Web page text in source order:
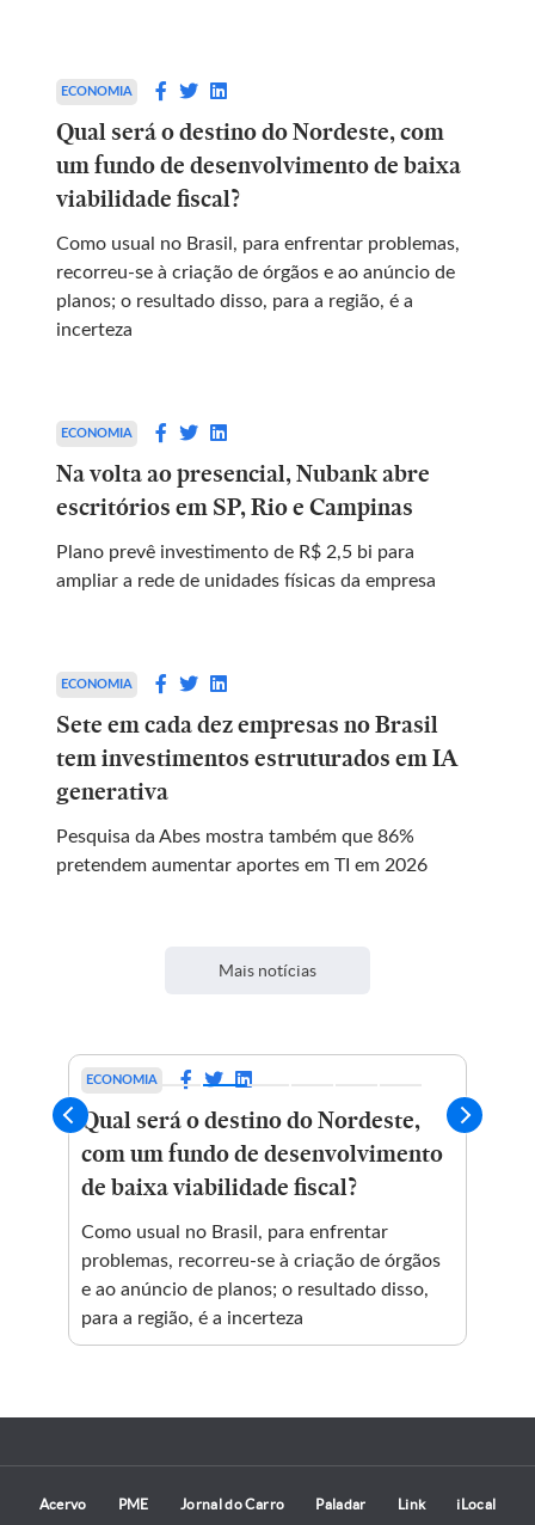
ECONOMIA
Qual será o destino do Nordeste, com
um fundo de desenvolvimento de baixa
viabilidade fiscal?
Como usual no Brasil, para enfrentar problemas,
recorreu-se à criação de órgãos e ao anúncio de
planos; o resultado disso, para a região, é a
incerteza
ECONOMIA
Na volta ao presencial, Nubank abre
escritórios em SP, Rio e Campinas
Plano prevê investimento de R$ 2,5 bi para
ampliar a rede de unidades físicas da empresa
ECONOMIA
Sete em cada dez empresas no Brasil
tem investimentos estruturados em IA
generativa
Pesquisa da Abes mostra também que 86%
pretendem aumentar aportes em TI em 2026
Mais notícias
ECONOMIA
Qual será o destino do Nordeste,
com um fundo de desenvolvimento
de baixa viabilidade fiscal?
Como usual no Brasil, para enfrentar
problemas, recorreu-se à criação de órgãos
e ao anúncio de planos; o resultado disso,
para a região, é a incerteza
Acervo PME Jornal do Carro Paladar Link iLocal